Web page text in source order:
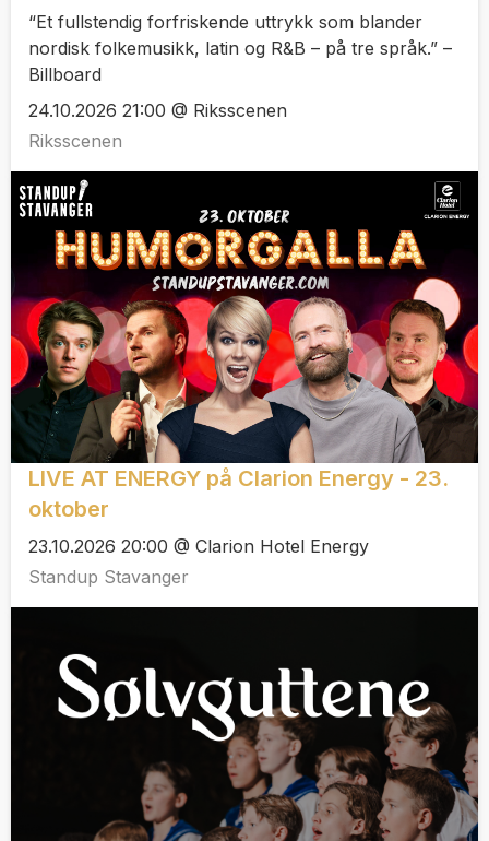
“Et fullstendig forfriskende uttrykk som blander
nordisk folkemusikk, latin og R&B – på tre språk.” –
Billboard
24.10.2026 21:00 @ Riksscenen
Riksscenen
LIVE AT ENERGY på Clarion Energy - 23.
oktober
23.10.2026 20:00 @ Clarion Hotel Energy
Standup Stavanger